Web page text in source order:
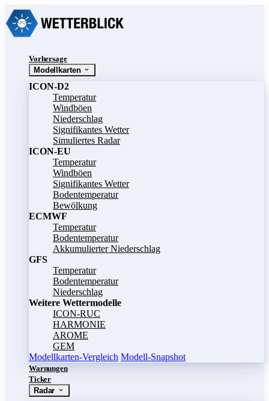
Vorhersage
Modellkarten
ICON-D2
Temperatur
Windböen
Niederschlag
Signifikantes Wetter
Simuliertes Radar
ICON-EU
Temperatur
Windböen
Signifikantes Wetter
Bodentemperatur
Bewölkung
ECMWF
Temperatur
Bodentemperatur
Akkumulierter Niederschlag
GFS
Temperatur
Bodentemperatur
Niederschlag
Weitere Wettermodelle
ICON-RUC
HARMONIE
AROME
GEM
Modellkarten-Vergleich Modell-Snapshot
Warnungen
Ticker
Radar